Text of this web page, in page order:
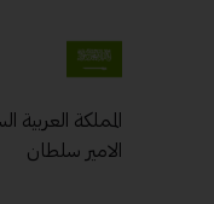
المملكة
الامير سلطان